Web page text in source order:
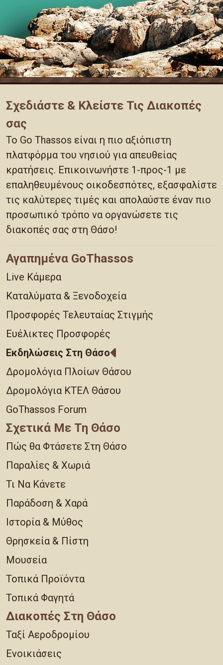
Σχεδιάστε & Κλείστε Τις Διακοπές
σας
Το Go Thassos είναι η πιο αξιόπιστη
πλατφόρμα του νησιού για απευθείας
κρατήσεις. Επικοινωνήστε 1-προς-1 με
επαληθευμένους οικοδεσπότες, εξασφαλίστε
τις καλύτερες τιμές και απολαύστε έναν πιο
προσωπικό τρόπο να οργανώσετε τις
διακοπές σας στη Θάσο!
Αγαπημένα GoThassos
Live Κάμερα
Καταλύματα & Ξενοδοχεία
Προσφορές Τελευταίας Στιγμής
Ευέλικτες Προσφορές
Εκδηλώσεις Στη Θάσο
Δρομολόγια Πλοίων Θάσου
Δρομολόγια ΚΤΕΛ Θάσου
GoThassos Forum
Σχετικά Με Τη Θάσο
Πώς θα Φτάσετε Στη Θάσο
Παραλίες & Χωριά
Τι Να Κάνετε
Παράδοση & Χαρά
Ιστορία & Μύθος
Θρησκεία & Πίστη
Μουσεία
Τοπικά Προϊόντα
Τοπικά Φαγητά
Διακοπές Στη Θάσο
Ταξί Αεροδρομίου
Ενοικιάσεις